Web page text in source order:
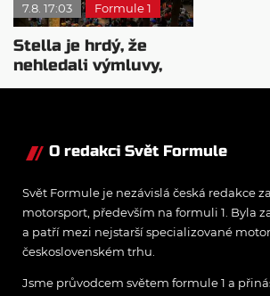
7.8. 17:03 Formule 1
Stella je hrdý, že
nehledali výmluvy,
proč nedokážou
O redakci Svět Formule
Svět Formule je nezávislá česká redakce
motorsport, především na formuli 1. Byla
a patří mezi nejstarší specializované
československém trhu.
Jsme průvodcem světem formule 1 a